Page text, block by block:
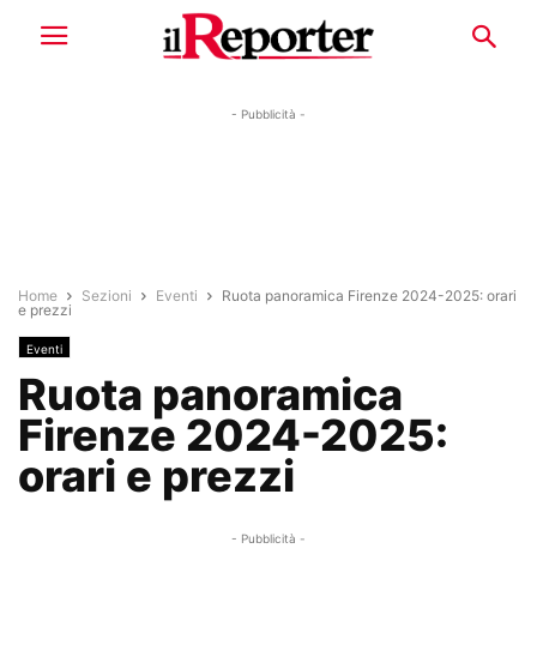
- Pubblicità -
Home Sezioni Eventi
Ruota panoramica Firenze 2024-2025: orari
e prezzi
Eventi
Ruota panoramica
Firenze 2024-2025:
orari e prezzi
- Pubblicità -